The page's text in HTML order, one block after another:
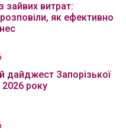
зайвих витрат:
як ефективно
дайджест Запорізької
року